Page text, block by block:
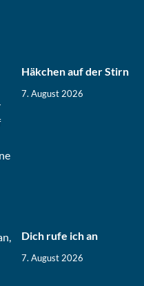
Häkchen auf der Stirn
7. August 2026
Dich rufe ich an
7. August 2026